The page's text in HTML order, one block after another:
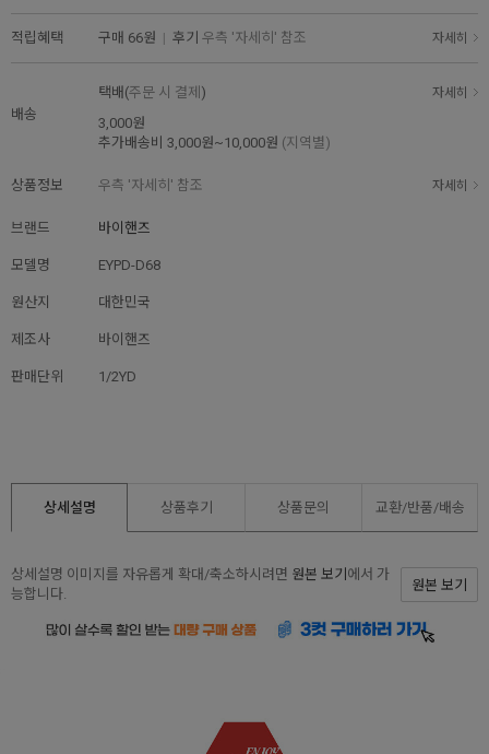
적립혜택 구매 66원 | 후기 우측 '자세히' 참조 자세히
배송
택배(주문 시 결제 ) 자세히
3,000원
추가배송비 3,000원~10,000원 (지역별)
상품정보 우측 '자세히' 참조 자세히
브랜드 바이핸즈
모델명 EYPD-D68
원산지 대한민국
제조사 바이핸즈
판매단위 1/2YD
상세설명 상품후기 상품문의 교환/반품/배송
상세설명 이미지를 자유롭게 확대/축소하시려면 원본 보기 에서 가
능합니다.
원본 보기